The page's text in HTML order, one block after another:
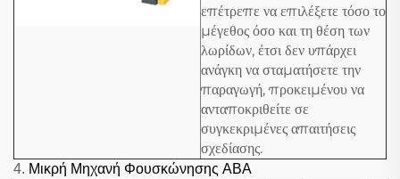
επέτρεπε να επιλέξετε τόσο το
μέγεθος όσο και τη θέση των
λωρίδων, έτσι δεν υπάρχει
ανάγκη να σταματήσετε την
παραγωγή, προκειμένου να
ανταποκριθείτε σε
συγκεκριμένες απαιτήσεις
σχεδίασης.
4. Μικρή Μηχανή Φουσκώνησης ABA